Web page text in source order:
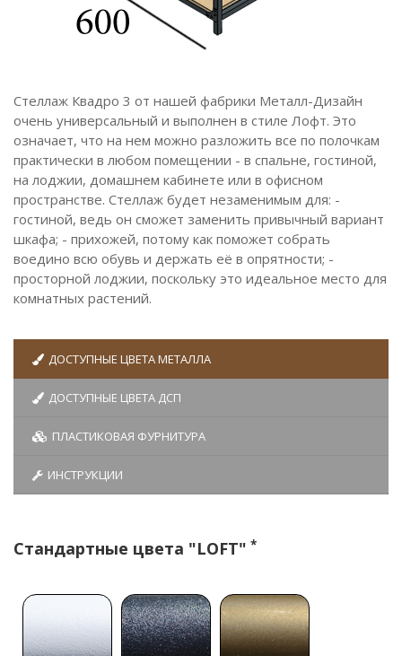
Стеллаж Квадро 3 от нашей фабрики Металл-Дизайн
очень универсальный и выполнен в стиле Лофт. Это
означает, что на нем можно разложить все по полочкам
практически в любом помещении - в спальне, гостиной,
на лоджии, домашнем кабинете или в офисном
пространстве. Стеллаж будет незаменимым для: -
гостиной, ведь он сможет заменить привычный вариант
шкафа; - прихожей, потому как поможет собрать
воедино всю обувь и держать её в опрятности; -
просторной лоджии, поскольку это идеальное место для
комнатных растений.
ДОСТУПНЫЕ ЦВЕТА МЕТАЛЛА
ДОСТУПНЫЕ ЦВЕТА ДСП
ПЛАСТИКОВАЯ ФУРНИТУРА
ИНСТРУКЦИИ
Стандартные цвета "LOFT" *